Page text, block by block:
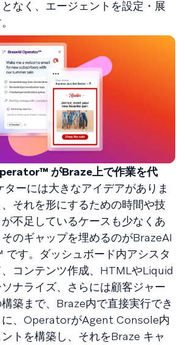
なく、エージェントを設定・展
がBraze上で作業を代
ターには大きなアイデアがありま
それを形にするための時間や技
不足しているケースも少なくあ
のギャップを埋めるのがBrazeAI
す。ダッシュボード内アシスタ
コンテンツ作成、HTMLやLiquid
ナライズ、さらには顧客ジャー
築まで、Braze内で直接実行でき
に、OperatorがAgent Console内
トを構築し、それをBraze キャ